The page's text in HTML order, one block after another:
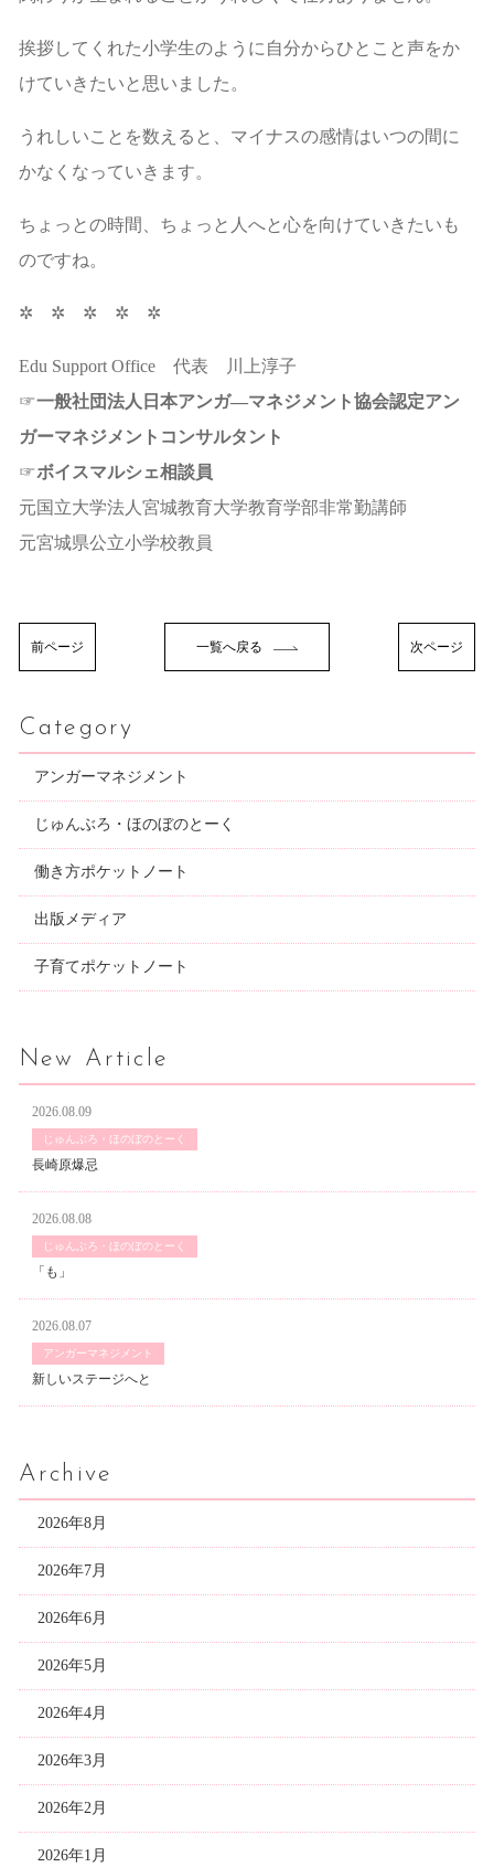
挨拶してくれた小学生のように自分からひとこと声をか
けていきたいと思いました。
うれしいことを数えると、マイナスの感情はいつの間に
かなくなっていきます。
ちょっとの時間、ちょっと人へと心を向けていきたいも
のですね。
✲ ✲ ✲ ✲ ✲
Edu Support Office 代表 川上淳子
☞一般社団法人日本アンガ―マネジメント協会認定アン
ガーマネジメントコンサルタント
☞ボイスマルシェ相談員
元国立大学法人宮城教育大学教育学部非常勤講師
元宮城県公立小学校教員
前ページ 一覧へ戻る 次ページ
Category
アンガーマネジメント
じゅんぶろ・ほのぼのとーく
働き方ポケットノート
出版メディア
子育てポケットノート
New Article
2026.08.09
じゅんぶろ・ほのぼのとーく
長崎原爆忌
2026.08.08
じゅんぶろ・ほのぼのとーく
「も」
2026.08.07
アンガーマネジメント
新しいステージへと
Archive
2026年8月
2026年7月
2026年6月
2026年5月
2026年4月
2026年3月
2026年2月
2026年1月